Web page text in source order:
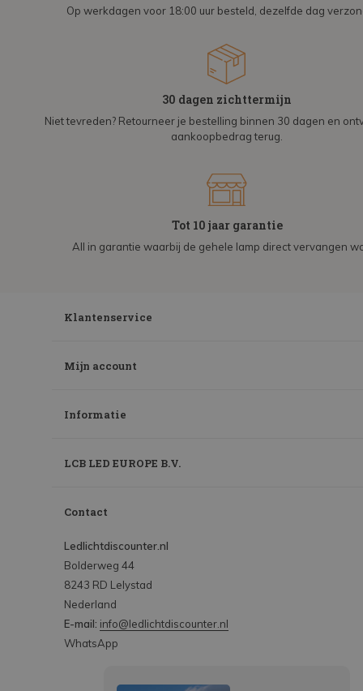
Op werkdagen voor 18:00 uur besteld, dezelfde dag
30 dagen zichttermijn
Niet tevreden? Retourneer je bestelling binnen 30 dagen en
aankoopbedrag terug.
Tot 10 jaar garantie
All in garantie waarbij de gehele lamp direct vervangen
Klantenservice
Mijn account
Informatie
LCB LED EUROPE B.V.
Contact
Ledlichtdiscounter.nl
Bolderweg 44
8243 RD Lelystad
Nederland
E-mail: info@ledlichtdiscounter.nl
WhatsApp